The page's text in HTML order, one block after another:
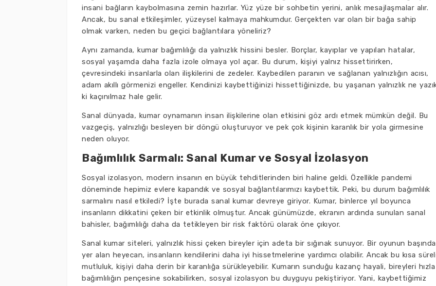
insani bağların kaybolmasına zemin hazırlar. Yüz yüze bir sohbetin yerini, anlık mesajlaşmalar alır.
Ancak, bu sanal etkileşimler, yüzeysel kalmaya mahkumdur. Gerçekten var olan bir bağa sahip
olmak varken, neden bu geçici bağlantılara yöneliriz?
Aynı zamanda, kumar bağımlılığı da yalnızlık hissini besler. Borçlar, kayıplar ve yapılan hatalar,
sosyal yaşamda daha fazla izole olmaya yol açar. Bu durum, kişiyi yalnız hissettirirken,
çevresindeki insanlarla olan ilişkilerini de zedeler. Kaybedilen paranın ve sağlanan yalnızlığın acısı,
adam akıllı görmenizi engeller. Kendinizi kaybettiğinizi hissettiğinizde, bu yaşanan yalnızlık ne
ki kaçınılmaz hale gelir.
Sanal dünyada, kumar oynamanın insan ilişkilerine olan etkisini göz ardı etmek mümkün değil. Bu
vazgeçiş, yalnızlığı besleyen bir döngü oluşturuyor ve pek çok kişinin karanlık bir yola girmesine
neden oluyor.
Bağımlılık Sarmalı: Sanal Kumar ve Sosyal İzolasyon
Sosyal izolasyon, modern insanın en büyük tehditlerinden biri haline geldi. Özellikle pandemi
döneminde hepimiz evlere kapandık ve sosyal bağlantılarımızı kaybettik. Peki, bu durum bağımlılık
sarmalını nasıl etkiledi? İşte burada sanal kumar devreye giriyor. Kumar, binlerce yıl boyunca
insanların dikkatini çeken bir etkinlik olmuştur. Ancak günümüzde, ekranın ardında sunulan sanal
bahisler, bağımlılığı daha da tetikleyen bir risk faktörü olarak öne çıkıyor.
Sanal kumar siteleri, yalnızlık hissi çeken bireyler için adeta bir sığınak sunuyor. Bir oyunun başında
yer alan heyecan, insanların kendilerini daha iyi hissetmelerine yardımcı olabilir. Ancak bu kısa
mutluluk, kişiyi daha derin bir karanlığa sürükleyebilir. Kumarın sunduğu kazanç hayali, bireyleri hızla
bağımlılığın pençesine sokabilirken, sosyal izolasyon bu duyguyu pekiştiriyor. Yani, kaybettiğimiz